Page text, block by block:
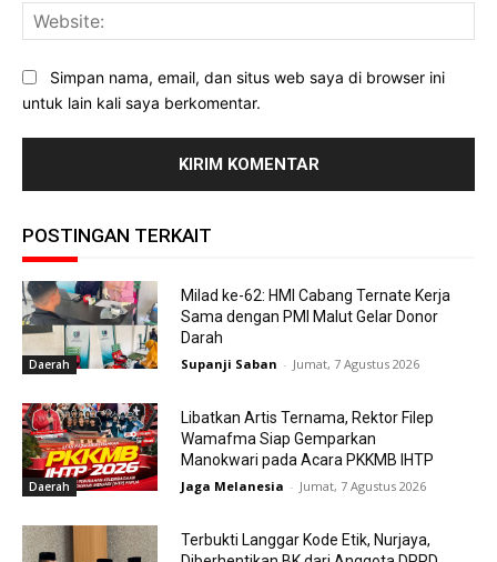
Simpan nama, email, dan situs web saya di browser ini
untuk lain kali saya berkomentar.
POSTINGAN TERKAIT
Daerah
Milad ke-62: HMI Cabang Ternate Kerja
Sama dengan PMI Malut Gelar Donor
Darah
Supanji Saban - Jumat, 7 Agustus 2026
Daerah
Libatkan Artis Ternama, Rektor Filep
Wamafma Siap Gemparkan
Manokwari pada Acara PKKMB IHTP
Jaga Melanesia - Jumat, 7 Agustus 2026
Terbukti Langgar Kode Etik, Nurjaya,